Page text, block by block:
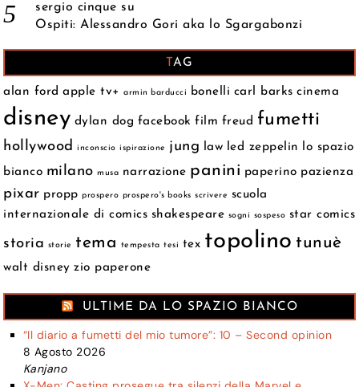
sergio cinque su
Ospiti: Alessandro Gori aka lo Sgargabonzi
TAG
alan ford apple tv+ armin barducci bonelli carl barks cinema
disney dylan dog facebook film freud fumetti
hollywood inconscio ispirazione jung law led zeppelin
lo spazio
bianco milano musa narrazione panini paperino pazienza
pixar propp prospero prospero's books scrivere
scuola
internazionale di comics shakespeare sogni sospeso star comics
storia storie tema tempesta tesi tex topolino tunuè
walt disney zio paperone
ULTIME DA LO SPAZIO BIANCO
“Il diario a fumetti del mio tumore”: 10 – Second opinion
8 Agosto 2026
Kanjano